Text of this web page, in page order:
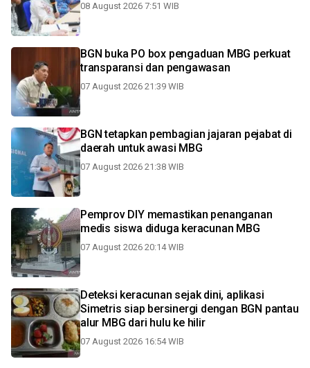
08 August 2026 7:51 WIB
BGN buka PO box pengaduan MBG perkuat
transparansi dan pengawasan
07 August 2026 21:39 WIB
BGN tetapkan pembagian jajaran pejabat di
daerah untuk awasi MBG
07 August 2026 21:38 WIB
Pemprov DIY memastikan penanganan
medis siswa diduga keracunan MBG
07 August 2026 20:14 WIB
Deteksi keracunan sejak dini, aplikasi
Simetris siap bersinergi dengan BGN pantau
alur MBG dari hulu ke hilir
07 August 2026 16:54 WIB